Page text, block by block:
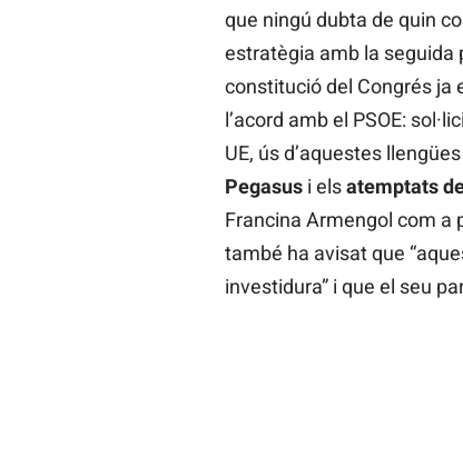
que ningú dubta de quin
estratègia amb la seguida
constitució del Congrés ja
l’acord amb el PSOE:
UE, ús d’aquestes
Pegasusi elsatemptats
Francina Armengol com a
també ha avisat que
investidura” i que el seu